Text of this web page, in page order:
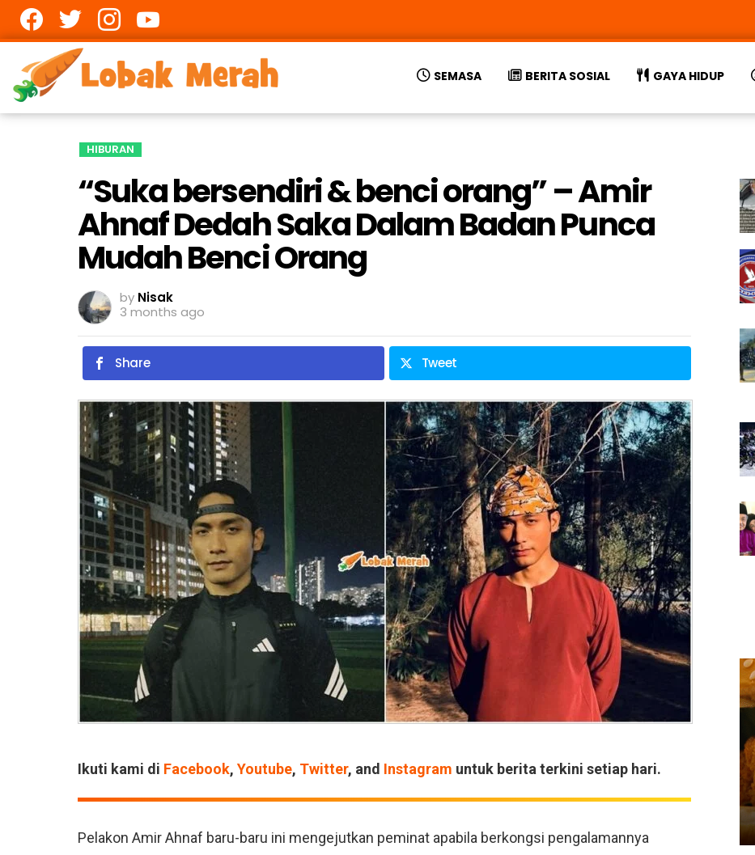
SEMASA BERITA SOSIAL GAYA HIDUP
HIBURAN
“Suka bersendiri & benci orang” – Amir
Ahnaf Dedah Saka Dalam Badan Punca
Mudah Benci Orang
by Nisak
3 months ago
Share Tweet
Ikuti kami di Facebook, Youtube, Twitter, and Instagram untuk berita terkini setiap hari.
Pelakon Amir Ahnaf baru-baru ini mengejutkan peminat apabila berkongsi pengalamannya